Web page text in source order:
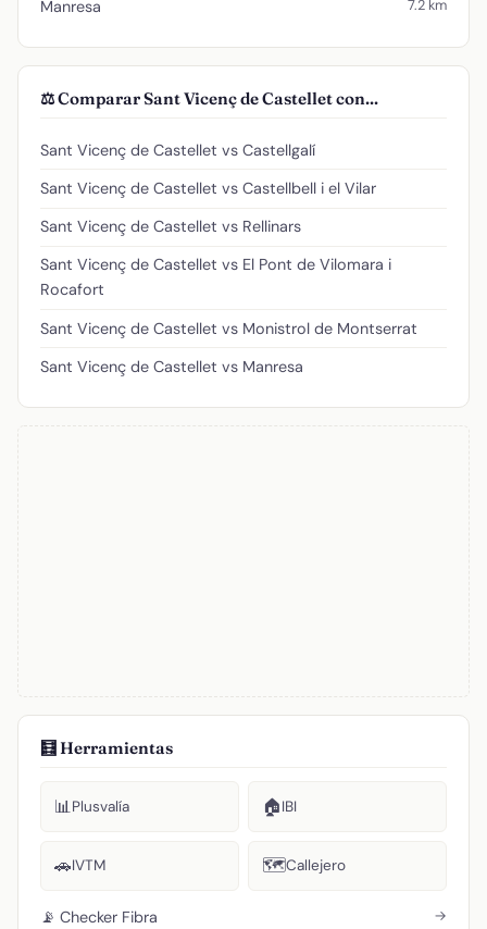
Manresa 7.2 km
⚖️ Comparar Sant Vicenç de Castellet con...
Sant Vicenç de Castellet vs Castellgalí
Sant Vicenç de Castellet vs Castellbell i el Vilar
Sant Vicenç de Castellet vs Rellinars
Sant Vicenç de Castellet vs El Pont de Vilomara i
Rocafort
Sant Vicenç de Castellet vs Monistrol de Montserrat
Sant Vicenç de Castellet vs Manresa
🧮 Herramientas
📊Plusvalía 🏠IBI
🚗IVTM 🗺️Callejero
📡 Checker Fibra →